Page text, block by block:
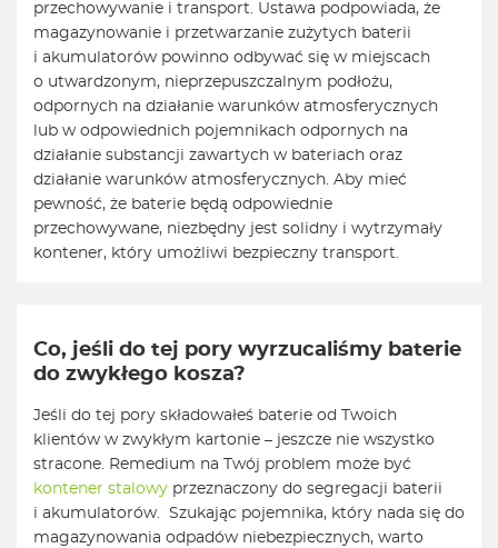
przechowywanie i transport. Ustawa podpowiada, że
magazynowanie i przetwarzanie zużytych baterii
i akumulatorów powinno odbywać się w miejscach
o utwardzonym, nieprzepuszczalnym podłożu,
odpornych na działanie warunków atmosferycznych
lub w odpowiednich pojemnikach odpornych na
działanie substancji zawartych w bateriach oraz
działanie warunków atmosferycznych. Aby mieć
pewność, że baterie będą odpowiednie
przechowywane, niezbędny jest solidny i wytrzymały
kontener, który umożliwi bezpieczny transport.
Co, jeśli do tej pory wyrzucaliśmy baterie
do zwykłego kosza?
Jeśli do tej pory składowałeś baterie od Twoich
klientów w zwykłym kartonie – jeszcze nie wszystko
stracone. Remedium na Twój problem może być
kontener stalowy przeznaczony do segregacji baterii
i akumulatorów. Szukając pojemnika, który nada się do
magazynowania odpadów niebezpiecznych, warto